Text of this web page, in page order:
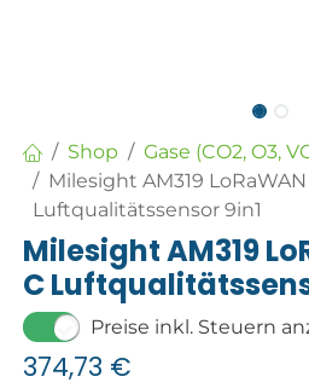
Shop
Gase (CO2, O3,
Milesight AM319 LoRaWAN
Luftqualitätssensor 9in1
Milesight AM319
C
Preise inkl. Steuern
374,73 €